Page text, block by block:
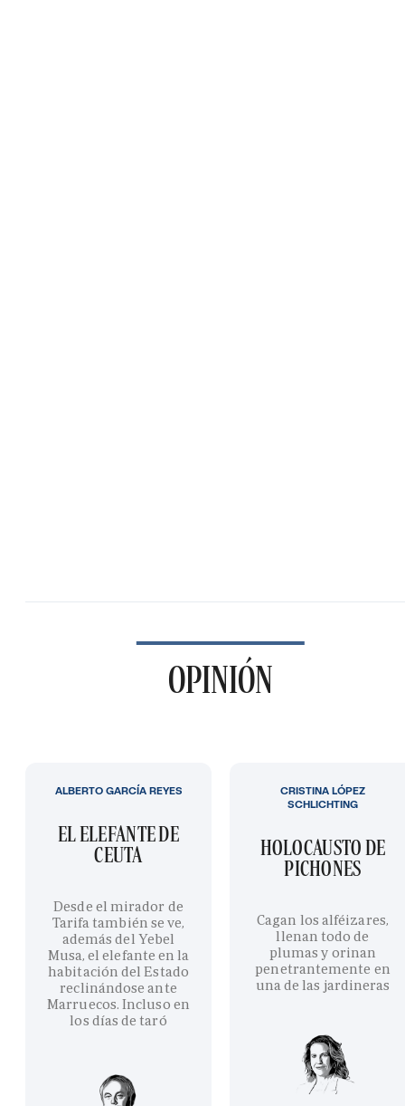
OPINIÓN
EL ELEFANTE DE
CEUTA
Desde el mirador de
Tarifa también se ve,
además del Yebel
Musa, el elefante en la
habitación del Estado
reclinándose ante
Marruecos. Incluso en
los días de taró
ALBERTO GARCÍA REYES
HOLOCAUSTO DE
PICHONES
Cagan los alféizares,
llenan todo de
plumas y orinan
penetrantemente en
una de las jardineras
CRISTINA LÓPEZ
SCHLICHTING